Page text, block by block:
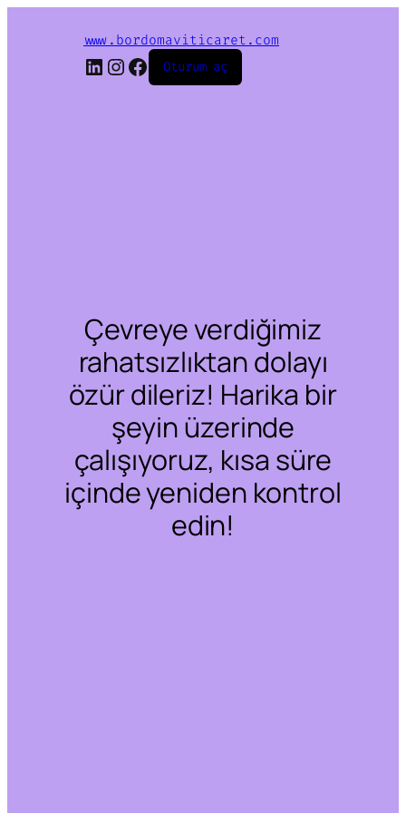
www.bordomaviticaret.com
LinkedIn
Instagram
Facebook
Oturum aç
Çevreye verdiğimiz
rahatsızlıktan dolayı
özür dileriz! Harika bir
şeyin üzerinde
çalışıyoruz, kısa süre
içinde yeniden kontrol
edin!